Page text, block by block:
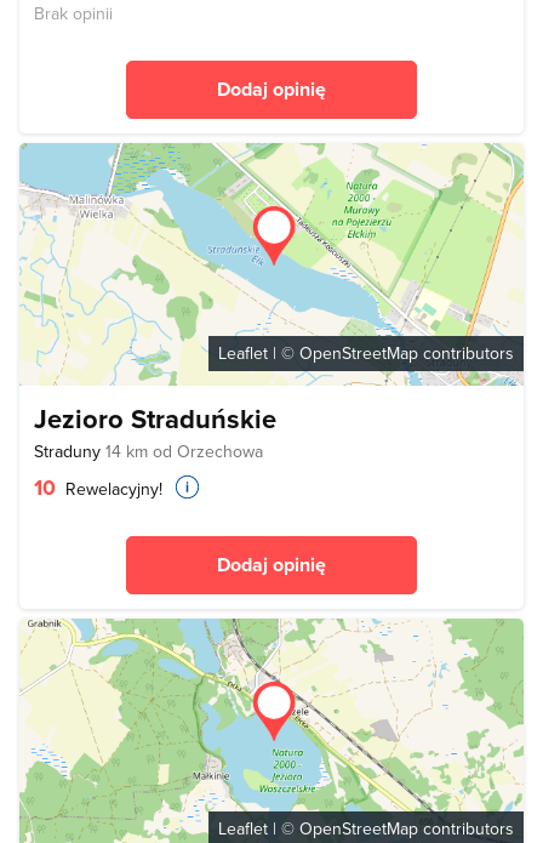
Brak opinii
Dodaj opinię
Leaflet | © OpenStreetMap contributors
Jezioro Straduńskie
Straduny 14 km od Orzechowa
10 Rewelacyjny!
Dodaj opinię
Leaflet | © OpenStreetMap contributors